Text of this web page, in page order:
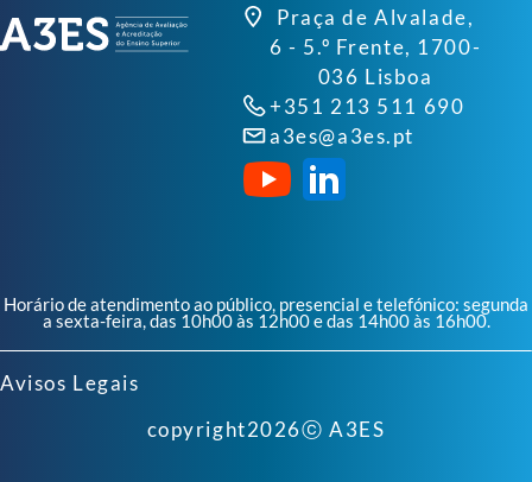
Praça de Alvalade,
6 - 5.º Frente, 1700-
036 Lisboa
+351 213 511 690
a3es@a3es.pt
Horário de atendimento ao público, presencial e telefónico: segunda
a sexta-feira, das 10h00 às 12h00 e das 14h00 às 16h00.
Avisos Legais
copyright2026ⓒ A3ES